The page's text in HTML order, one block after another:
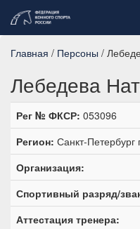
Главная / Персоны /
Лебедева
Рег № ФКСР: 053096
Регион: Санкт-Петербург
Организация:
Спортивный разряд/
Аттестация тренера: